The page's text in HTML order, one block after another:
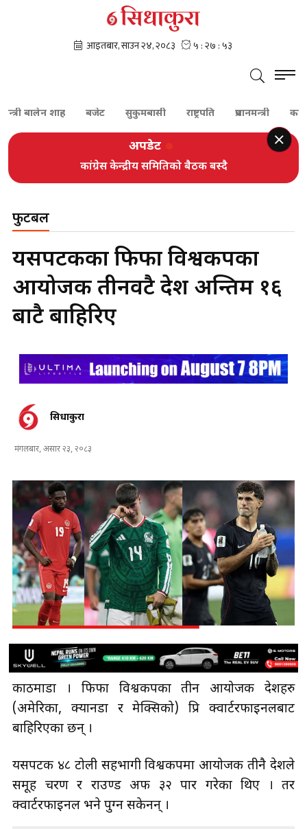
बालेन शाह सुकुमबासी राष्ट्रपति प्रधानमन्त्री कांग्रेस
अपडेट
कांग्रेस केन्द्रीय समितिको बैठक बस्दै
फुटबल
यसपटकका फिफा विश्वकपका
आयोजक तीनवटै देश अन्तिम १६
बाटै बाहिरिए
सिधाकुरा
मंगलबार, असार २३, २०८३
काठमाडौँ । फिफा विश्वकपका तीन आयोजक देशहरु
(अमेरिका, क्यानडा र मेक्सिको) प्रि क्वार्टरफाइनलबाट
बाहिरिएका छन् ।
यसपटक ४८ टोली सहभागी विश्वकपमा आयोजक तीनै देशले
समूह चरण र राउण्ड अफ ३२ पार गरेका थिए । तर
क्वार्टरफाइनल भने पुग्न सकेनन् ।